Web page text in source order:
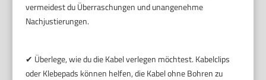
vermeidest du Überraschungen und unangenehme
Nachjustierungen.
✔ Überlege, wie du die Kabel verlegen möchtest. Kabelclips
oder Klebepads können helfen, die Kabel ohne Bohren zu